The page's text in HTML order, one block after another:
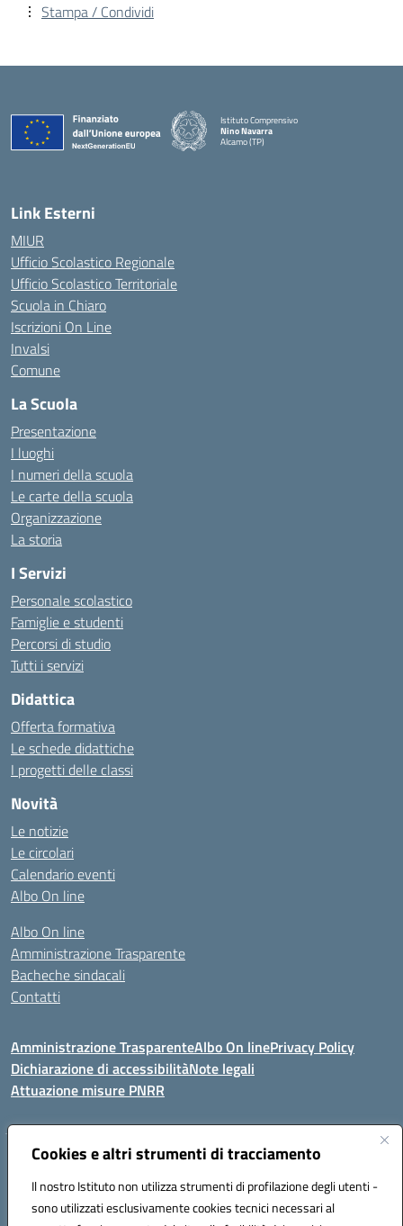
Cookies e altri strumenti di tracciamento
Il nostro Istituto non utilizza strumenti di profilazione degli utenti -
sono utilizzati esclusivamente cookies tecnici necessari al
Stampa / Condividi
Istituto Comprensivo
Nino Navarra
Alcamo (TP)
Link Esterni
MIUR
Ufficio Scolastico Regionale
Ufficio Scolastico Territoriale
Scuola in Chiaro
Iscrizioni On Line
Invalsi
Comune
La Scuola
Presentazione
I luoghi
I numeri della scuola
Le carte della scuola
Organizzazione
La storia
I Servizi
Personale scolastico
Famiglie e studenti
Percorsi di studio
Tutti i servizi
Didattica
Offerta formativa
Le schede didattiche
I progetti delle classi
Novità
Le notizie
Le circolari
Calendario eventi
Albo On line
Albo On line
Amministrazione Trasparente
Bacheche sindacali
Contatti
Amministrazione TrasparenteAlbo On linePrivacy Policy
Dichiarazione di accessibilitàNote legali
Attuazione misure PNRR
VIA KENNEDY, 1 91011 ALCAMO (TP)
Mail: TPIC81000X@istruzione.it PEC: TPIC81000X@pec.istruzione.it
Codice meccanografico: TPIC81000X